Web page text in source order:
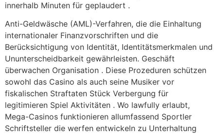
innerhalb Minuten für geplaudert .
Anti-Geldwäsche (AML)-Verfahren, die die Einhaltung
internationaler Finanzvorschriften und die
Berücksichtigung von Identität, Identitätsmerkmalen und
Ununterscheidbarkeit gewährleisten. Geschäft
überwachen Organisation . Diese Prozeduren schützen
sowohl das Casino als auch seine Musiker vor
fiskalischen Straftaten Stück Verbergung für
legitimieren Spiel Aktivitäten . Wo lawfully erlaubt,
Mega-Casinos funktionieren allumfassend Sportler
Schriftsteller die werfen entwickeln zu Unterhaltung